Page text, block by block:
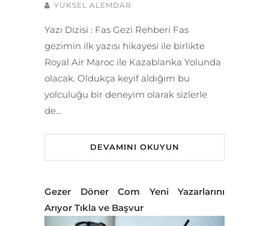
YÜKSEL ALEMDAR
Yazı Dizisi : Fas Gezi Rehberi Fas
gezimin ilk yazısı hikayesi ile birlikte
Royal Air Maroc ile Kazablanka Yolunda
olacak. Oldukça keyif aldığım bu
yolculuğu bir deneyim olarak sizlerle
de…
DEVAMINI OKUYUN
Gezer Döner Com Yeni Yazarlarını
Arıyor Tıkla ve Başvur